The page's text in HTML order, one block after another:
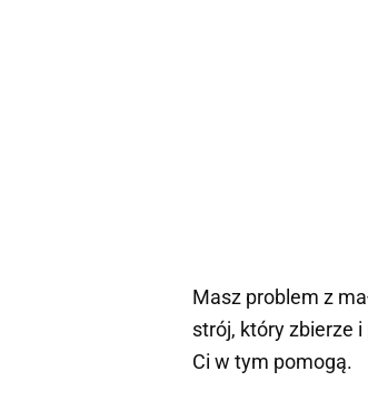
Masz problem z
strój, który zbierze
Ci w tym pomogą.